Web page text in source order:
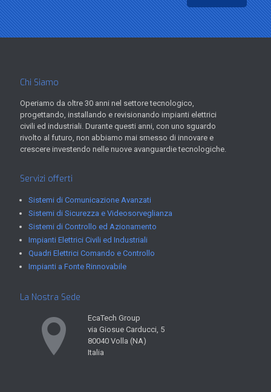
Chi Siamo
Operiamo da oltre 30 anni nel settore tecnologico,
progettando, installando e revisionando impianti elettrici
civili ed industriali. Durante questi anni, con uno sguardo
rivolto al futuro, non abbiamo mai smesso di innovare e
crescere investendo nelle nuove avanguardie tecnologiche.
Servizi offerti
Sistemi di Comunicazione Avanzati
Sistemi di Sicurezza e Videosorveglianza
Sistemi di Controllo ed Azionamento
Impianti Elettrici Civili ed Industriali
Quadri Elettrici Comando e Controllo
Impianti a Fonte Rinnovabile
La Nostra Sede
EcaTech Group
via Giosue Carducci, 5
80040 Volla (NA)
Italia